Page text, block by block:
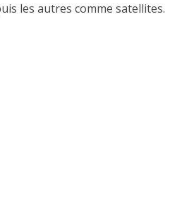
les autres comme satellites.